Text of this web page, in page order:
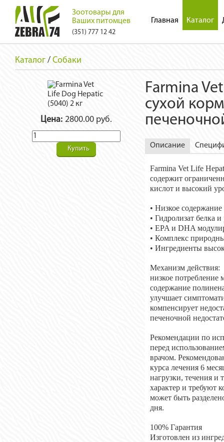
Зоотовары для
Ваших питомцев
(351) 777 12 42
Главная Каталог
Каталог / Собаки
Цена: 2800.00 руб.
Купить
Farmina
сухой
Описание
Farmina Vet Life
содержит
кислот и высокий
• Низкое
• Гидролизат белка
• EPA и DHA
• Комплекс
• Ингредиенты
Механизм действия:
низкое потребление
содержание
улучшает
компенсирует
печеночной
Рекомендации по
перед
врачом.
курса лечения 6
нагрузки, течения и
характер и требуют
может быть
дня.
100% Гарантия
Изготовлен из